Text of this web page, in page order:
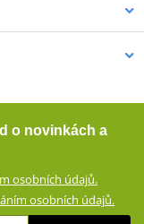
designem vyrobené z
a stylové. Díky
kůže se všitými
míru ochrany.
o novinkách a
osobních údajů.
osobních údajů.